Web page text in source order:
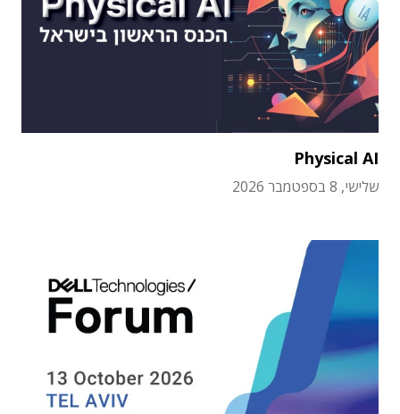
Physical AI
שלישי, 8 בספטמבר 2026